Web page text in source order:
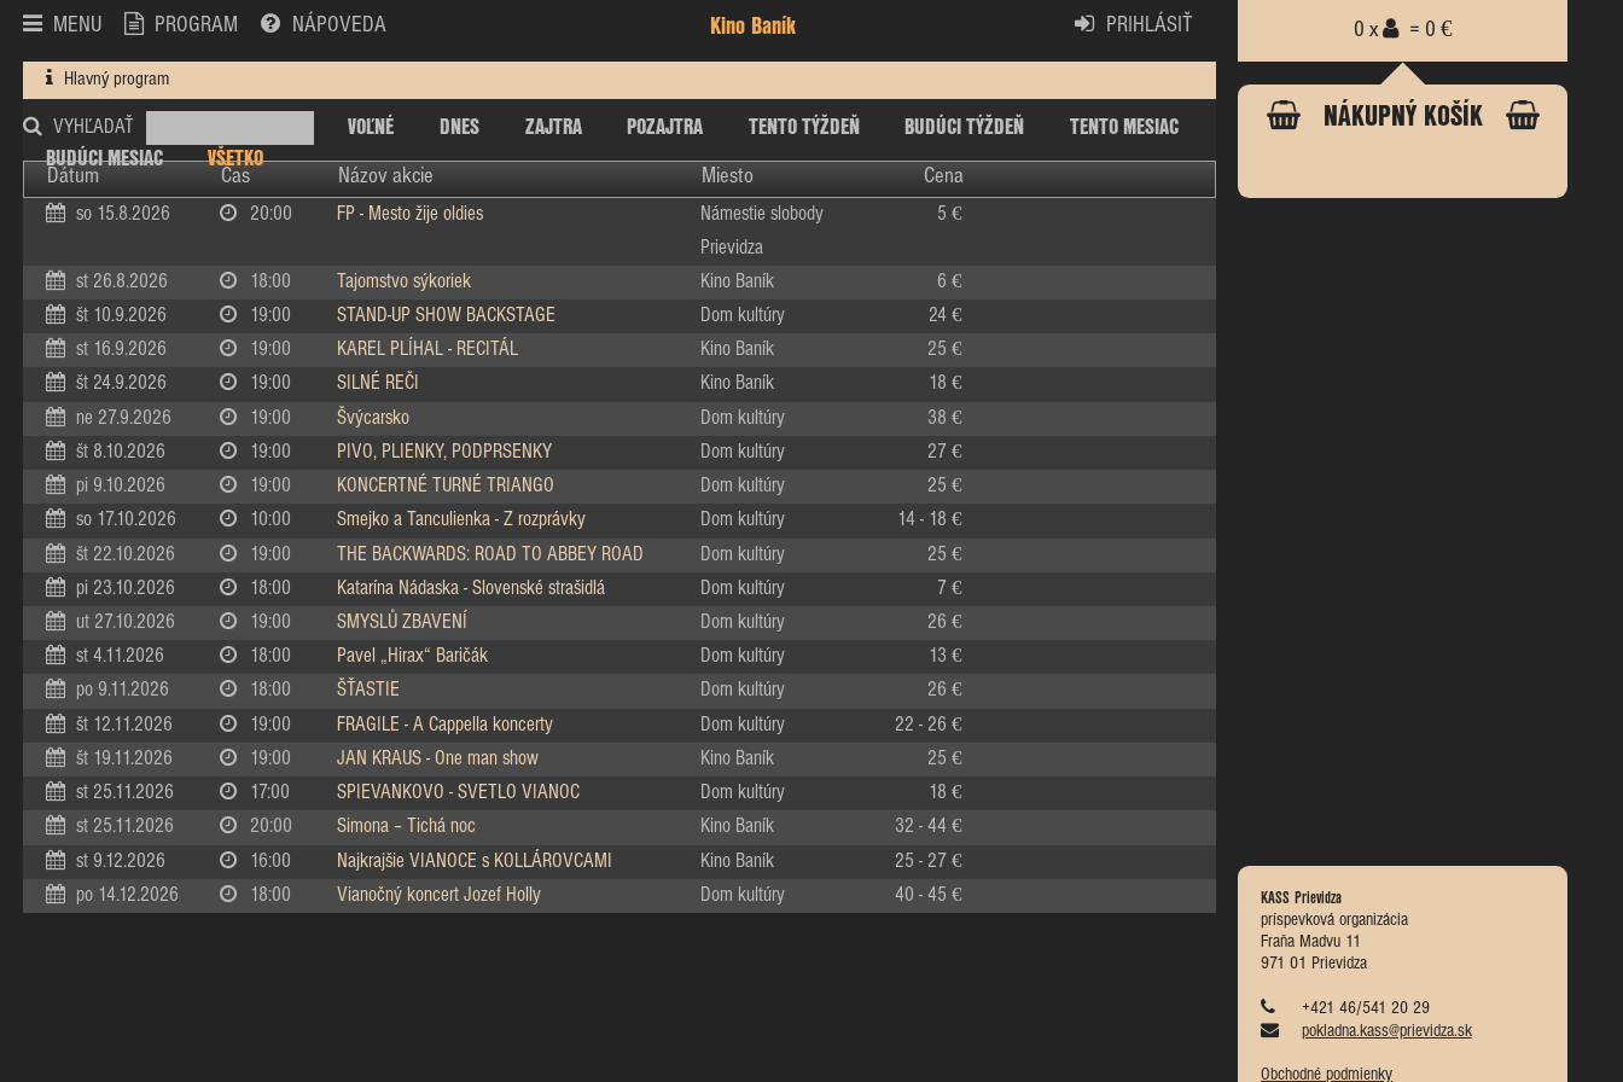
MENU PROGRAM NÁPOVEDA Kino Baník PRIHLÁSIŤ
Hlavný program
VYHĽADAŤ VOĽNÉ DNES ZAJTRA POZAJTRA TENTO TÝŽDEŇ BUDÚCI TÝŽDEŇ
TENTO MESIAC
BUDÚCI MESIAC
VŠETKO
Dátum Čas Názov akcie Miesto Cena
0 x = 0 €
NÁKUPNÝ KOŠÍK
KASS Prievidza
príspevková organizácia
Fraňa Madvu 11
971 01 Prievidza
+421 46/541 20 29
pokladna.kass@prievidza.sk
Obchodné podmienky
so 15.8.2026 20:00 FP - Mesto žije oldies
Námestie slobody
Prievidza
5 €
st 26.8.2026 18:00 Tajomstvo sýkoriek Kino Baník 6 €
št 10.9.2026 19:00 STAND-UP SHOW BACKSTAGE Dom kultúry 24 €
st 16.9.2026 19:00 KAREL PLÍHAL - RECITÁL Kino Baník 25 €
št 24.9.2026 19:00 SILNÉ REČI Kino Baník 18 €
ne 27.9.2026 19:00 Švýcarsko Dom kultúry 38 €
št 8.10.2026 19:00 PIVO, PLIENKY, PODPRSENKY Dom kultúry 27 €
pi 9.10.2026 19:00 KONCERTNÉ TURNÉ TRIANGO Dom kultúry 25 €
so 17.10.2026 10:00 Smejko a Tanculienka - Z rozprávky Dom kultúry 14 - 18 €
št 22.10.2026 19:00 THE BACKWARDS: ROAD TO ABBEY ROAD Dom kultúry 25 €
pi 23.10.2026 18:00 Katarína Nádaska - Slovenské strašidlá Dom kultúry 7 €
ut 27.10.2026 19:00 SMYSLŮ ZBAVENÍ Dom kultúry 26 €
st 4.11.2026 18:00 Pavel „Hirax“ Baričák Dom kultúry 13 €
po 9.11.2026 18:00 ŠŤASTIE Dom kultúry 26 €
št 12.11.2026 19:00 FRAGILE - A Cappella koncerty Dom kultúry 22 - 26 €
št 19.11.2026 19:00 JAN KRAUS - One man show Kino Baník 25 €
st 25.11.2026 17:00 SPIEVANKOVO - SVETLO VIANOC Dom kultúry 18 €
st 25.11.2026 20:00 Simona – Tichá noc Kino Baník 32 - 44 €
st 9.12.2026 16:00 Najkrajšie VIANOCE s KOLLÁROVCAMI Kino Baník 25 - 27 €
po 14.12.2026 18:00 Vianočný koncert Jozef Holly Dom kultúry 40 - 45 €